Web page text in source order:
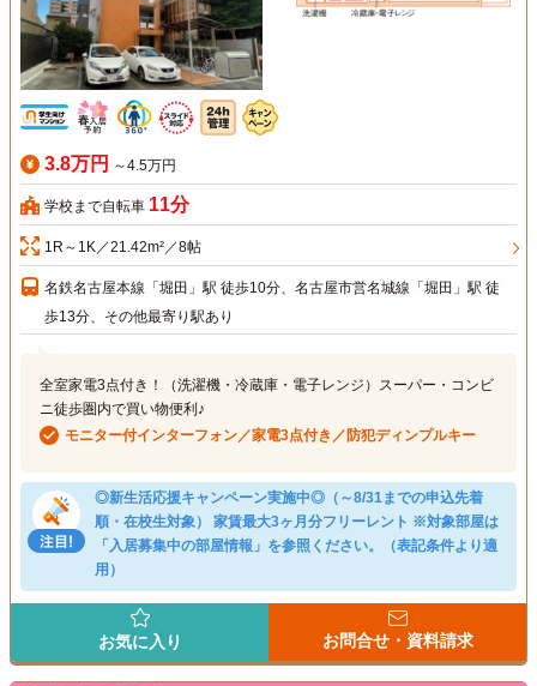
3.8万円 ～4.5万円
学校まで自転車 11分
1R～1K／21.42m²／8帖
名鉄名古屋本線「堀田」駅 徒歩10分、名古屋市営名城線「堀田」駅 徒
歩13分、その他最寄り駅あり
全室家電3点付き！（洗濯機・冷蔵庫・電子レンジ）スーパー・コンビ
ニ徒歩圏内で買い物便利♪
モニター付インターフォン／家電3点付き／防犯ディンプルキー
◎新生活応援キャンペーン実施中◎（～8/31までの申込先着
順・在校生対象） 家賃最大3ヶ月分フリーレント ※対象部屋は
「入居募集中の部屋情報」を参照ください。（表記条件より適
用）
お気に入り お問合せ・資料請求